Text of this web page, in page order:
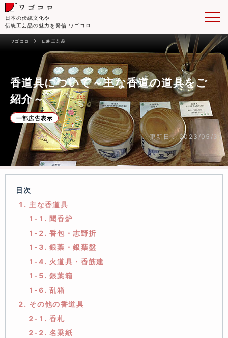
日本の伝統文化や
伝統工芸品の魅力を発信 ワゴコロ
ワゴコロ 伝統工芸品
香道具について～主な香道の道具をご
紹介～
一部広告表示
更新日： 2023/05/31
目次
1. 主な香道具
1-1. 聞香炉
1-2. 香包・志野折
1-3. 銀葉・銀葉盤
1-4. 火道具・香筋建
1-5. 銀葉箱
1-6. 乱箱
2. その他の香道具
2-1. 香札
2-2. 名乗紙